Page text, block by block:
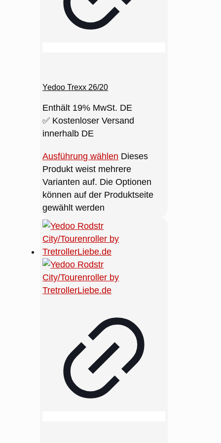
einfach aufrüsten. Hierfür tauschst
du lediglich die Montagehalterung
Ergonomie und
technischer
Komfort
Herzen. Daher lässt sich der
Lenker individuell in der Höhe
verstellen. Du stellst ihn zwischen
88 und 113 cm ein. Zudem stehen
dir drei verschiedene
Grundhaltungen zur Verfügung.
Die angenehmen Gummigriffe
fühlen sich stets warm an.
Dadurch bleibt das Fahren auch
bei längeren Einsätzen
komfortabel.
Sicherheit auf
jedem Untergrund
Die technische Ausstattung des
Esla 4100 sorgt für maximale
Sicherheit. Eine
Yedoo Trexx 26/20
Enthält 19% MwSt. DE
✅ Kostenloser Versand
innerhalb DE
Ausführung wählen Dieses
Produkt weist mehrere
Varianten auf. Die Optionen
können auf der Produktseite
gewählt werden